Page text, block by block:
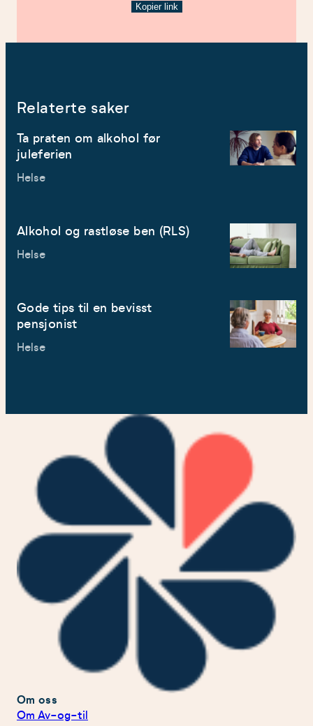
Kopier link
Relaterte saker
Ta praten om alkohol før
juleferien
Helse
Alkohol og rastløse ben (RLS)
Helse
Gode tips til en bevisst
pensjonist
Helse
Om oss
Om Av-og-til